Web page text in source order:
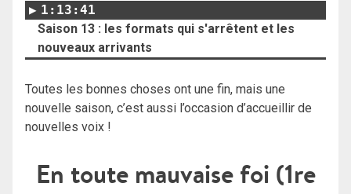
1:13:41
Saison 13 : les formats qui s'arrêtent et les
nouveaux arrivants
Toutes les bonnes choses ont une fin, mais une
nouvelle saison, c’est aussi l’occasion d’accueillir de
nouvelles voix !
En toute mauvaise foi (1re